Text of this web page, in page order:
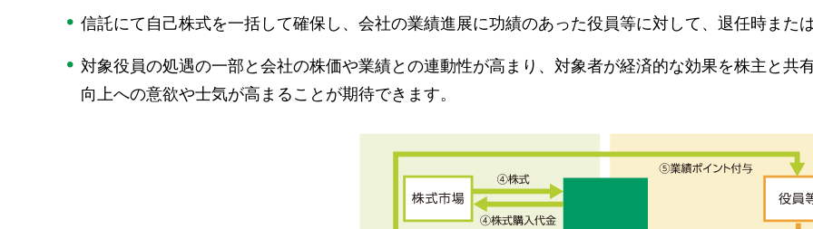
信託にて自己株式を一括して確保し、会社の業績進展に功績のあった役員等に対して、退任時また
対象役員の処遇の一部と会社の株価や業績との連動性が高まり、対象者が経済的な効果を株主と共
向上への意欲や士気が高まることが期待できます。